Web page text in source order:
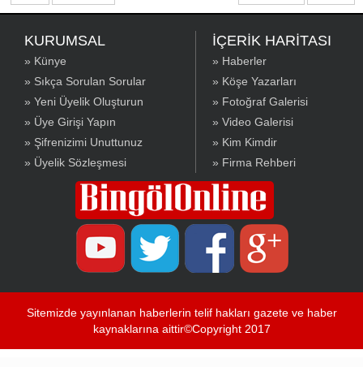
KURUMSAL
» Künye
» Sıkça Sorulan Sorular
» Yeni Üyelik Oluşturun
» Üye Girişi Yapın
» Şifrenizimi Unuttunuz
» Üyelik Sözleşmesi
İÇERİK HARİTASI
» Haberler
» Köşe Yazarları
» Fotoğraf Galerisi
» Video Galerisi
» Kim Kimdir
» Firma Rehberi
Sitemizde yayınlanan haberlerin telif hakları gazete ve haber
kaynaklarına aittir©Copyright 2017